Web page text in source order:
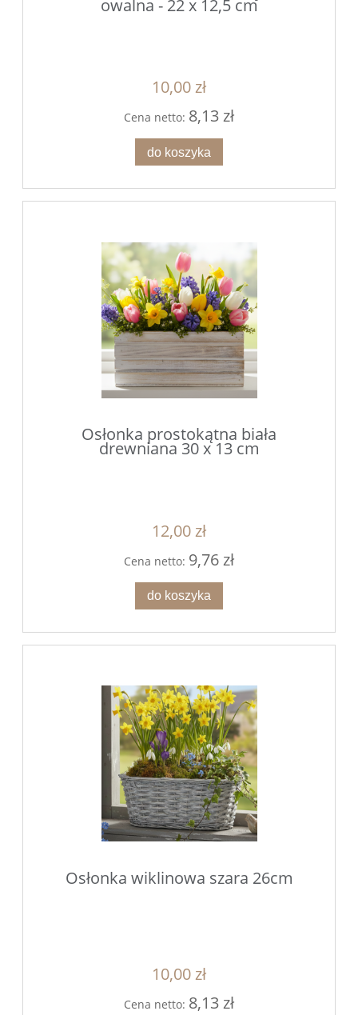
owalna - 22 x 12,5 cm
10,00 zł
Cena netto: 8,13 zł
do koszyka
Osłonka prostokątna biała
drewniana 30 x 13 cm
12,00 zł
Cena netto: 9,76 zł
do koszyka
Osłonka wiklinowa szara 26cm
10,00 zł
Cena netto: 8,13 zł